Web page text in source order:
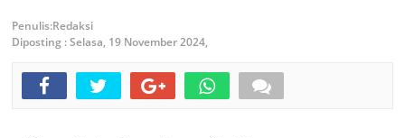
Redaksi
Diposting :Selasa, 19 November 2024,